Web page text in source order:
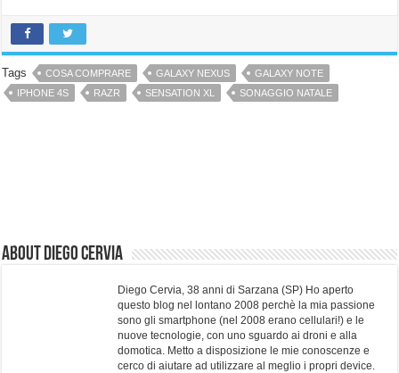
Tags COSA COMPRARE GALAXY NEXUS
GALAXY NOTE
IPHONE 4S
RAZR SENSATION XL SONAGGIO NATALE
About Diego Cervia
Diego Cervia, 38 anni di Sarzana (SP) Ho aperto
questo blog nel lontano 2008 perchè la mia passione
sono gli smartphone (nel 2008 erano cellulari!) e le
nuove tecnologie, con uno sguardo ai droni e alla
domotica. Metto a disposizione le mie conoscenze e
cerco di aiutare ad utilizzare al meglio i propri device.